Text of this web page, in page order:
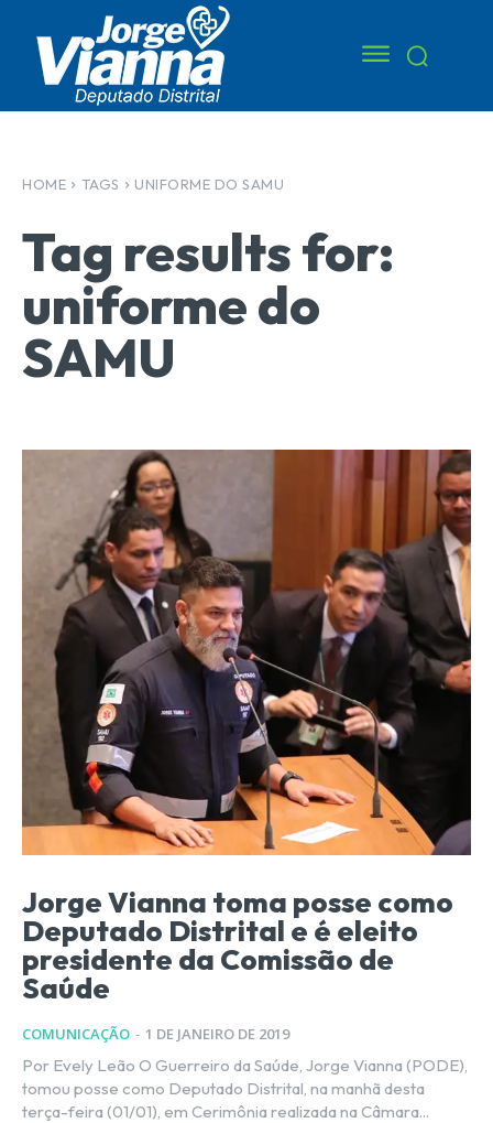
HOME TAGS UNIFORME DO SAMU
Tag results for:
uniforme do
SAMU
Jorge Vianna toma posse como
Deputado Distrital e é eleito
presidente da Comissão de
Saúde
COMUNICAÇÃO - 1 DE JANEIRO DE 2019
Por Evely Leão O Guerreiro da Saúde, Jorge Vianna (PODE),
tomou posse como Deputado Distrital, na manhã desta
terça-feira (01/01), em Cerimônia realizada na Câmara...